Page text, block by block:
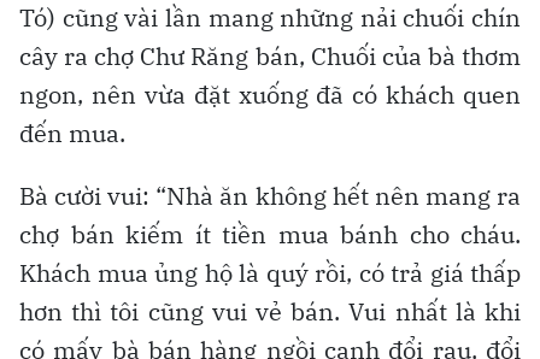
Tó) cũng vài lần mang những nải chuối chín
cây ra chợ Chư Răng bán, Chuối của bà thơm
ngon, nên vừa đặt xuống đã có khách quen
đến mua.
Bà cười vui: “Nhà ăn không hết nên mang ra
chợ bán kiếm ít tiền mua bánh cho cháu.
Khách mua ủng hộ là quý rồi, có trả giá thấp
hơn thì tôi cũng vui vẻ bán. Vui nhất là khi
có mấy bà bán hàng ngồi cạnh đổi rau, đổi